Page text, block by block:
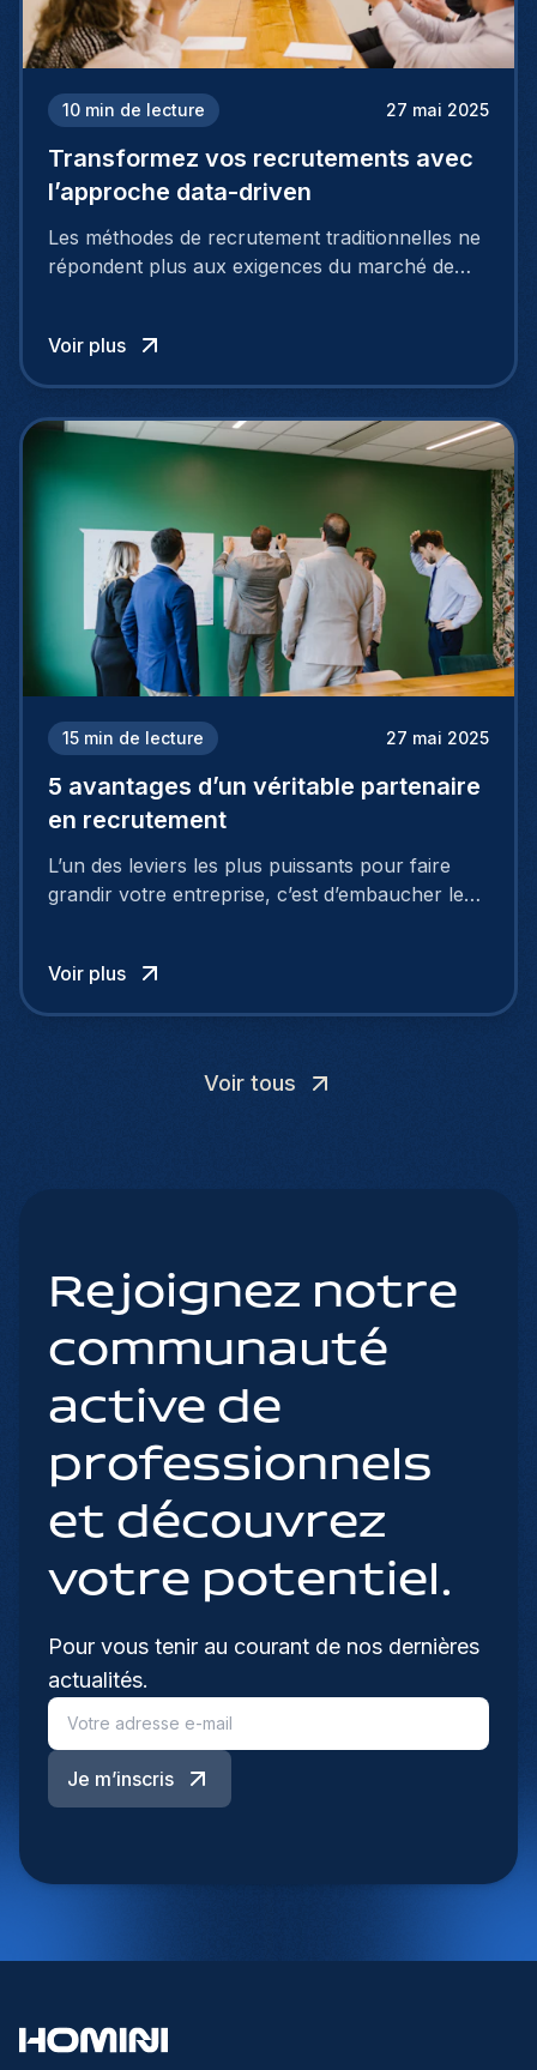
10 min de lecture 27 mai 2025
Transformez vos recrutements avec
l’approche data-driven
Les méthodes de recrutement traditionnelles ne
répondent plus aux exigences du marché de
entreprises doivent adopter des approches plus
intelligentes et stratégiques. C’est là que le
Voir plus
15 min de lecture 27 mai 2025
5 avantages d’un véritable partenaire
en recrutement
L’un des leviers les plus puissants pour faire
grandir votre entreprise, c’est d’embaucher les
agences de recrutement. Pourtant, il existe une
meilleure option.
Voir plus
Voir tous
Rejoignez notre
communauté
active de
professionnels
et découvrez
votre potentiel.
Pour vous tenir au courant de nos dernières
actualités.
Je m’inscris